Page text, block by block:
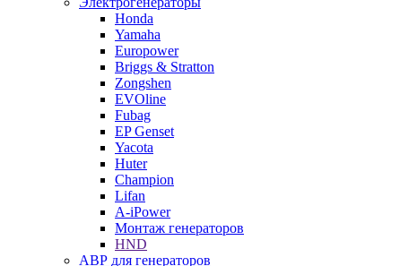
Honda
Yamaha
Europower
Briggs & Stratton
Zongshen
EVOline
Fubag
EP Genset
Yacota
Huter
Champion
Lifan
A-iPower
Монтаж генераторов
HND
АВР для генераторов